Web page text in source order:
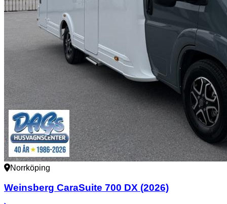
Norrköping
Weinsberg CaraSuite 700 DX (2026)